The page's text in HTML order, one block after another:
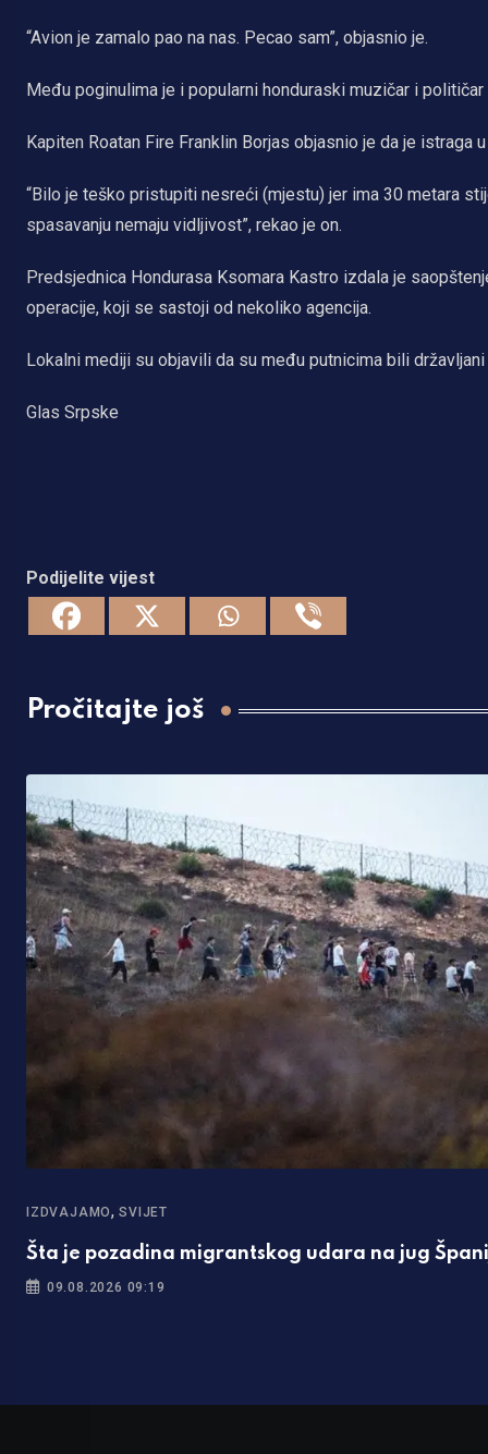
“Avion je zamalo pao na nas. Pecao sam”, objasnio je.
Među poginulima je i popularni honduraski muzičar i
Kapiten Roatan Fire Franklin Borjas objasnio je da je istraga
“Bilo je teško pristupiti nesreći (mjestu) jer ima 30 metara
spasavanju nemaju vidljivost”, rekao je on.
Predsjednica Hondurasa Ksomara Kastro izdala je
operacije, koji se sastoji od nekoliko agencija.
Lokalni mediji su objavili da su među putnicima bili
Glas Srpske
Podijelite vijest
Pročitajte još
IZDVAJAMO,SVIJET
Šta je pozadina migrantskog udara na jug
09.08.2026 09:19